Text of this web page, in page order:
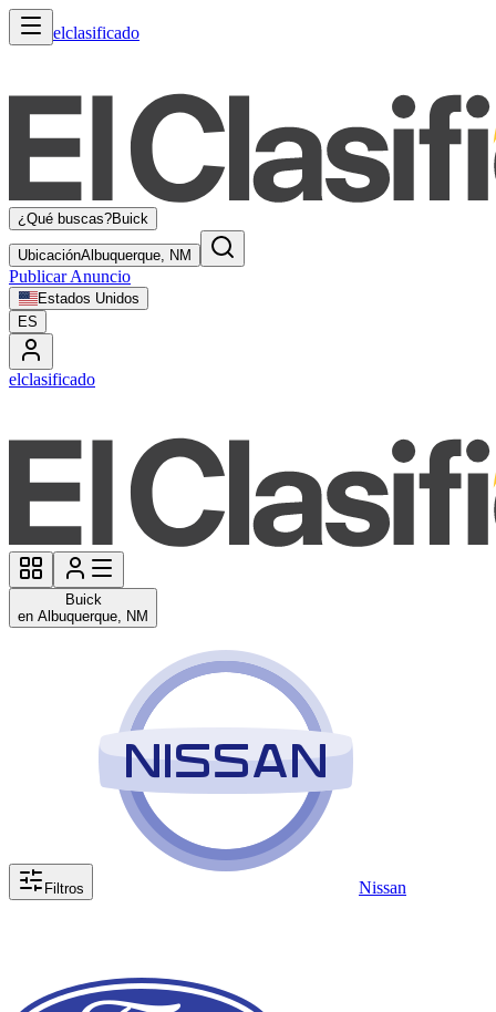
elclasificado
¿Qué buscas?Buick
UbicaciónAlbuquerque, NM
Publicar Anuncio
Estados Unidos
ES
elclasificado
Buick
en Albuquerque, NM
Filtros Nissan